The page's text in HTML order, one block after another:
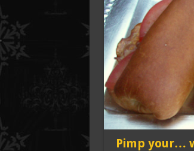
Pimp your…